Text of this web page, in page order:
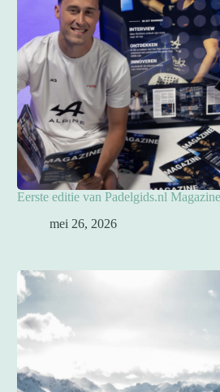
Eerste editie van Padelgids.nl
mei 26, 2026